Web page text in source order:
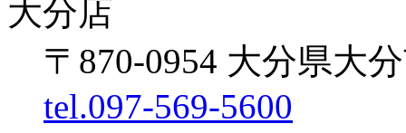
大分店
〒870-0954 大分県大
tel.097-569-5600